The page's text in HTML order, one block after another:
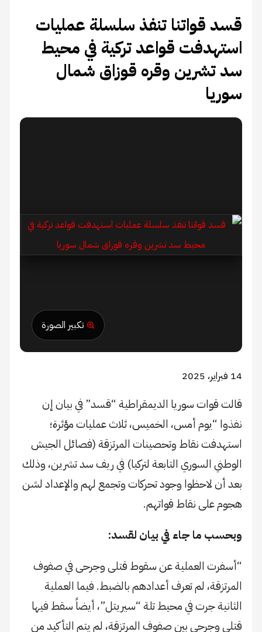
قسد قواتنا تنفذ سلسلة عمليات
استهدفت قواعد تركية في محيط
سد تشرين وقره قوزاق شمال
سوريا
تكبير الصورة
14 فبراير، 2025
قالت قوات سوريا الديمقراطية “قسد” في بيان إن
نفذوا “يوم أمس، الخميس، ثلاث عمليات مؤثرة؛
استهدفت نقاط وتحصينات المرتزقة (فصائل الجيش
الوطني السوري التابعة لتركيا) في ريف سد تشرين، وذلك
بعد أن لاحظوا وجود تحركات وتجمع لهم والإعداد لشن
هجوم على نقاط قواتهم.
وبحسب ما جاء في بيان لقسد:
“أسفرت العملية عن سقوط قتلى وجرحى في صفوف
المرتزقة، لم تعرف أعدادهم بالضبط. فيما العملية
الثانية جرت في محيط تلة “سيريتل”، أيضاً سقط فيها
قتلى وجرحى بين صفوف المرتزقة، لم يتم التأكيد من